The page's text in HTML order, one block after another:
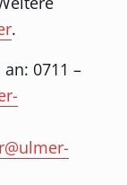
.
0711 –